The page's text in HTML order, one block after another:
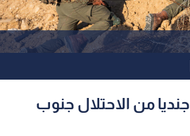
"دبابير" تصيب ١٢ جنديا من الاحتلال جنوب